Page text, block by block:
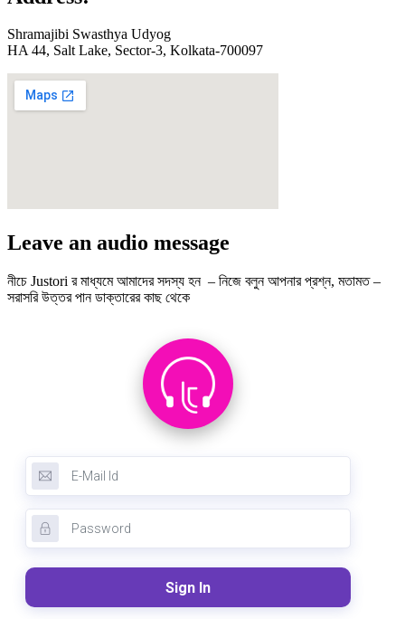
Shramajibi Swasthya Udyog
HA 44, Salt Lake, Sector-3, Kolkata-700097
Leave an audio message
নীচে Justori র মাধ্যমে আমাদের সদস্য হন – নিজে বলুন আপনার প্রশ্ন, মতামত –
সরাসরি উত্তর পান ডাক্তারের কাছ থেকে